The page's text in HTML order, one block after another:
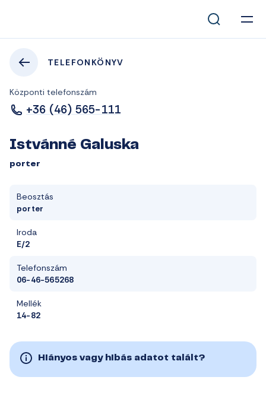
TELEFONKÖNYV
Központi telefonszám
+36 (46) 565-111
Istvánné Galuska
porter
Beosztás
porter
Iroda
E/2
Telefonszám
06-46-565268
Mellék
14-82
Hiányos vagy hibás adatot talált?